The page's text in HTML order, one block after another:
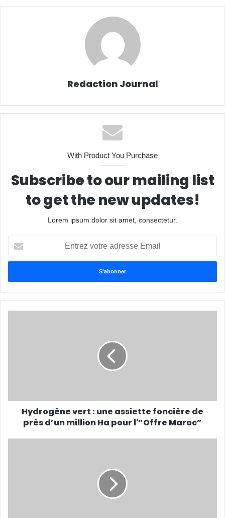
Redaction Journal
With Product You Purchase
Subscribe to our mailing list
to get the new updates!
Lorem ipsum dolor sit amet, consectetur.
votre
adresse
Hydrogène vert : une assiette foncière de
près d’un million Ha pour l'”Offre Maroc”